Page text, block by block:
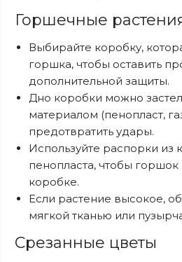
Горшечные
Выбирайте коробку,
горшка, чтобы оставить
дополнительной защиты.
Дно коробки можно
материалом (пенопласт,
предотвратить удары.
Используйте распорки из
пенопласта, чтобы горшок
коробке.
Если растение высокое,
мягкой тканью или
Срезанные цветы